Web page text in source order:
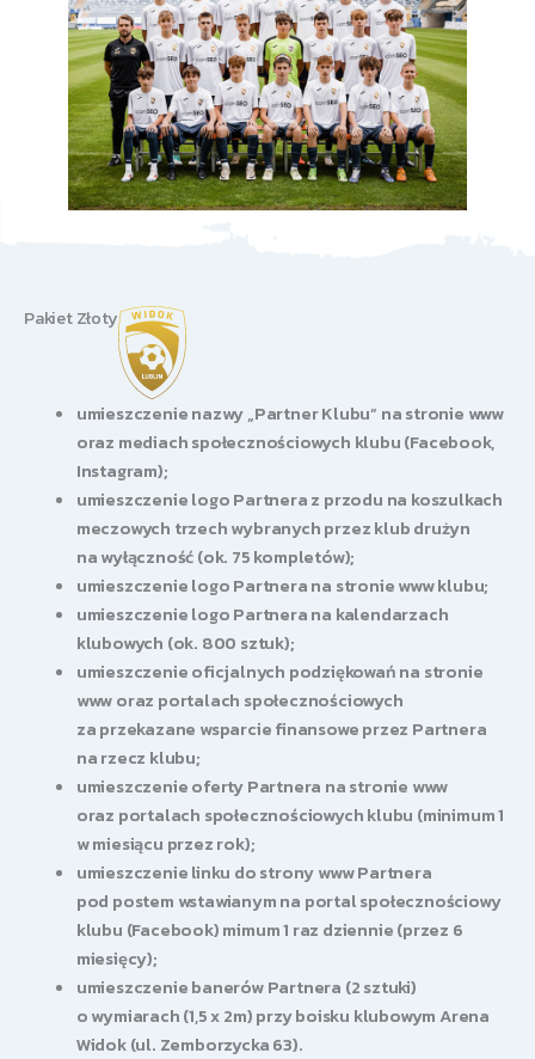
Pakiet Złoty
​umieszczenie nazwy „Partner Klubu” na stronie www
oraz mediach społecznościowych klubu (Facebook,
Instagram);
umieszczenie logo Partnera z przodu na koszulkach
meczowych trzech wybranych przez klub drużyn
na wyłączność (ok. 75 kompletów);
umieszczenie logo Partnera na stronie www klubu;
umieszczenie logo Partnera na kalendarzach
klubowych (ok. 800 sztuk);
umieszczenie oficjalnych podziękowań na stronie
www oraz portalach społecznościowych
za przekazane wsparcie finansowe przez Partnera
na rzecz klubu;
umieszczenie oferty Partnera na stronie www
oraz portalach społecznościowych klubu (minimum 1
w miesiącu przez rok);
umieszczenie linku do strony www Partnera
pod postem wstawianym na portal społecznościowy
klubu (Facebook) mimum 1 raz dziennie (przez 6
miesięcy);
umieszczenie banerów Partnera (2 sztuki)
o wymiarach (1,5 x 2m) przy boisku klubowym Arena
Widok (ul. Zemborzycka 63).